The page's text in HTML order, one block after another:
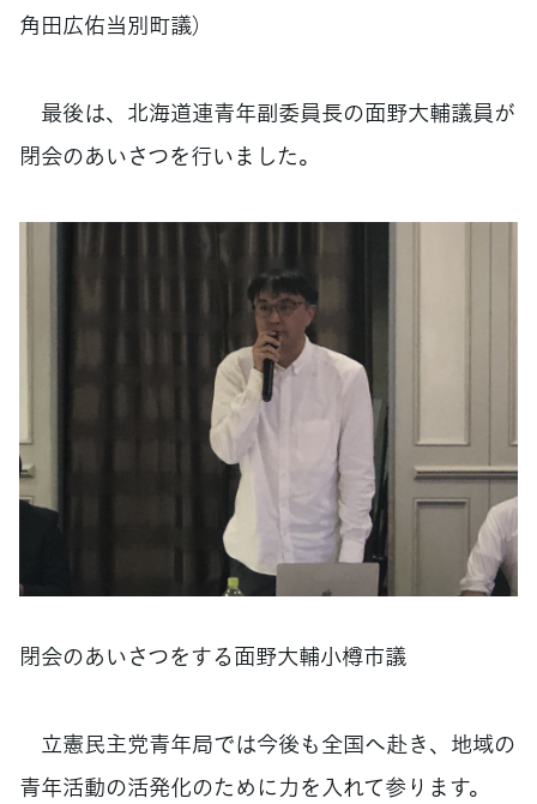
角田広佑当別町議）
最後は、北海道連青年副委員長の面野大輔議員が
閉会のあいさつを行いました。
閉会のあいさつをする面野大輔小樽市議
立憲民主党青年局では今後も全国へ赴き、地域の
青年活動の活発化のために力を入れて参ります。